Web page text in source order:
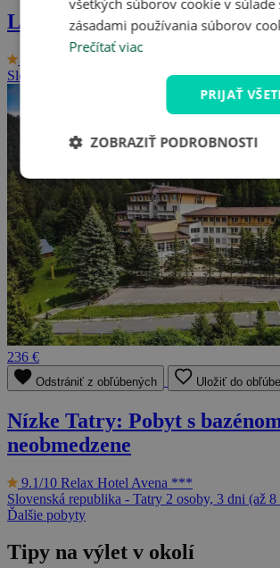
Liptovský Mikuláš s wellness
Slovenská republika - Tatry 2 osoby, 3 dni (až
236 €
Odstrániť z obľúbených Uložiť do
Nízke Tatry: Pobyt s
neobmedzene
9.1/10 Relax Hotel Avena ***
Slovenská republika - Tatry 2 osoby, 3 dni (až
Ďalšie pobyty
Tipy na výlet v okolí
všetkých súborov cookie v súlade
zásadami používania súborov
Prečítať viac
PRIJAŤ
ZOBRAZIŤ PODROBNOSTI